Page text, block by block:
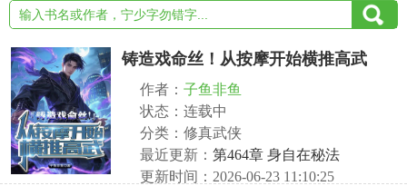
铸造戏命丝！从按摩开始横推高武
作者： 子鱼非鱼
状态：连载中
分类：修真武侠
最近更新： 第464章 身自在秘法
更新时间：2026-06-23 11:10:25